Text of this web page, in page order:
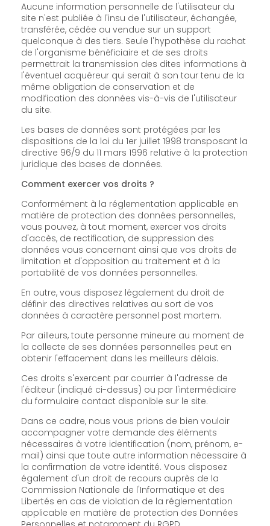
Aucune information personnelle de l'utilisateur du
site n'est publiée à l'insu de l'utilisateur, échangée,
transférée, cédée ou vendue sur un support
quelconque à des tiers. Seule l'hypothèse du rachat
de l'organisme bénéficiaire et de ses droits
permettrait la transmission des dites informations à
l'éventuel acquéreur qui serait à son tour tenu de la
même obligation de conservation et de
modification des données vis-à-vis de l'utilisateur
du site.
Les bases de données sont protégées par les
dispositions de la loi du 1er juillet 1998 transposant la
directive 96/9 du 11 mars 1996 relative à la protection
juridique des bases de données.
Comment exercer vos droits ?
Conformément à la réglementation applicable en
matière de protection des données personnelles,
vous pouvez, à tout moment, exercer vos droits
d'accès, de rectification, de suppression des
données vous concernant ainsi que vos droits de
limitation et d'opposition au traitement et à la
portabilité de vos données personnelles.
En outre, vous disposez légalement du droit de
définir des directives relatives au sort de vos
données à caractère personnel post mortem.
Par ailleurs, toute personne mineure au moment de
la collecte de ses données personnelles peut en
obtenir l'effacement dans les meilleurs délais.
Ces droits s'exercent par courrier à l'adresse de
l'éditeur (indiqué ci-dessus) ou par l'intermédiaire
du formulaire contact disponible sur le site.
Dans ce cadre, nous vous prions de bien vouloir
accompagner votre demande des éléments
nécessaires à votre identification (nom, prénom, e-
mail) ainsi que toute autre information nécessaire à
la confirmation de votre identité. Vous disposez
également d'un droit de recours auprès de la
Commission Nationale de l'Informatique et des
Libertés en cas de violation de la réglementation
applicable en matière de protection des Données